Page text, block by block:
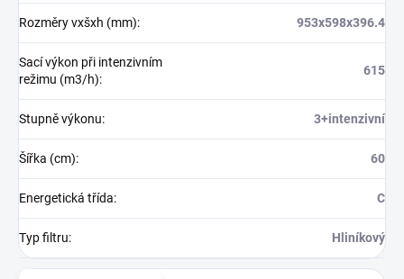
Rozměry vxšxh (mm): 953x598x396.4
Sací výkon při intenzivním
režimu (m3/h):
615
Stupně výkonu: 3+intenzivní
Šířka (cm): 60
Energetická třída: C
Typ filtru: Hliníkový